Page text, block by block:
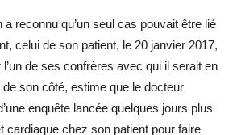
a reconnu qu’un seul cas pouvait être lié
celui de son patient, le 20 janvier 2017,
de ses confrères avec qui il serait en
son côté, estime que le docteur
enquête lancée quelques jours plus
cardiaque chez son patient pour faire